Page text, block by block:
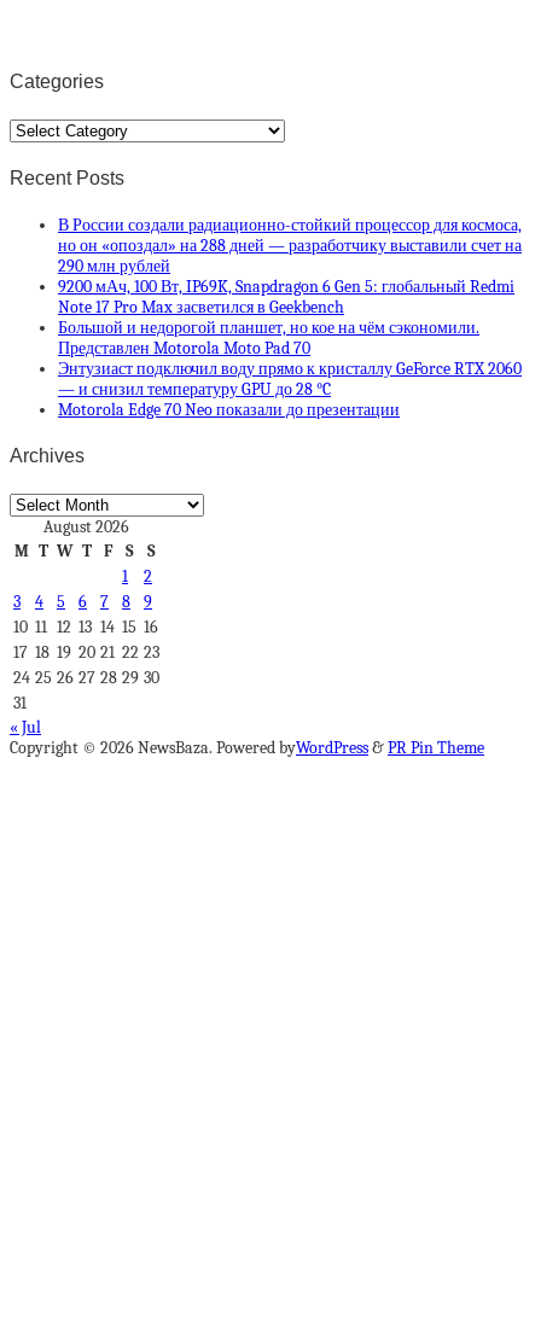
Categories
Categories
Recent Posts
В России создали радиационно-стойкий процессор для космоса,
но он «опоздал» на 288 дней — разработчику выставили счет на
290 млн рублей
9200 мАч, 100 Вт, IP69K, Snapdragon 6 Gen 5: глобальный Redmi
Note 17 Pro Max засветился в Geekbench
Большой и недорогой планшет, но кое на чём сэкономили.
Представлен Motorola Moto Pad 70
Энтузиаст подключил воду прямо к кристаллу GeForce RTX 2060
— и снизил температуру GPU до 28 °C
Motorola Edge 70 Neo показали до презентации
Archives
Archives
August 2026
M T W T F S
S
1
2
3
4 5 6 7 8
9
10 11 12 13 14 15 16
17 18 19 20 21 22 23
24 25 26 27 28 29 30
31
« Jul
Copyright © 2026 NewsBaza. Powered byWordPress&PR Pin Theme